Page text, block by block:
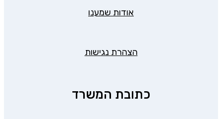
אודות שמענו
הצהרת נגישות
כתובת המשרד